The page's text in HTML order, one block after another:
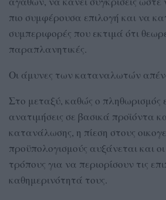
πιο συμφέρουσα επιλογή και να
συμπεριφορές που εκτιμά ότι
παραπλανητικές.
Οι άμυνες των καταναλωτών
Στο μεταξύ, καθώς ο πληθωρισμός
ανατιμήσεις σε βασικά προϊόντα
κατανάλωσης, η πίεση στους
προϋπολογισμούς αυξάνεται και
τρόπους για να περιορίσουν τις
καθημερινότητά τους.